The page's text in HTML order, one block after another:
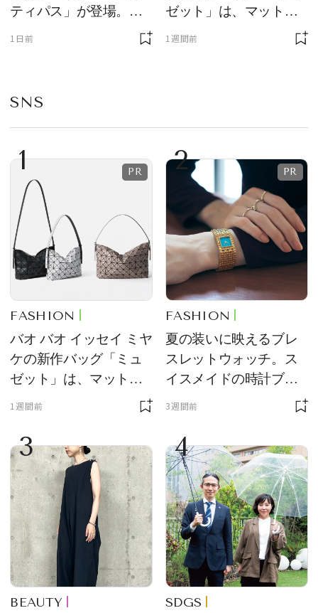
ティパス」が登場。ミ
ニサイズもラインナッ
1日前
ゼット」は、マットな
1週間前
SNS
1
FASHION
バオ バオ イッセイ ミヤ
ケの新作バッグ「ミュ
ゼット」は、マットな
1週間前
2
FASHION
夏の装いに映えるブレ
スレットウォッチ。ス
イスメイドの時計ブラ
ンド【フレデリック・
をレビュー。【それい
け！ 良品ハンター】
3週間前
3
BEAUTY
4
SDGS